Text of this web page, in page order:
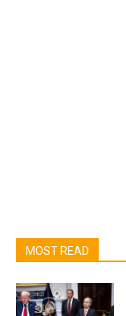
MOST READ